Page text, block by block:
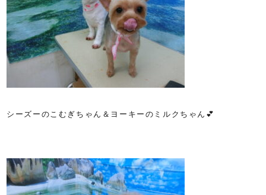
シーズーのこむぎちゃん＆ヨーキーのミルクちゃん💕